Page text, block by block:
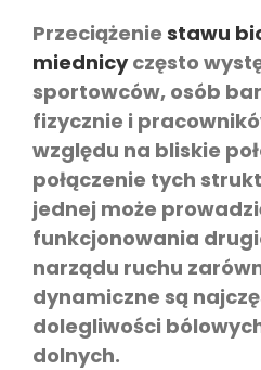
Przeciążenie stawu
miednicyczęsto
sportowców, osób
fizycznie i
względu na bliskie
połączenie tych
jednej może
funkcjonowania
narządu ruchu
dynamiczne są
dolegliwości
dolnych.